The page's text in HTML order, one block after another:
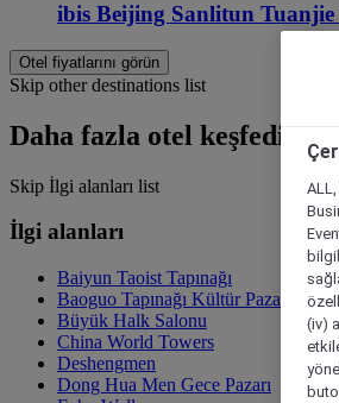
ibis Beijing Sanlitun
Otel fiyatlarını görün
Skip other destinations list
Daha fazla otel keşfedin
Skip İlgi alanları list
İlgi alanları
Baiyun Taoist Tapınağı
Baoguo Tapınağı Kültür Pazarı
Büyük Halk Salonu
China World Towers
Deshengmen
Dong Hua Men Gece Pazarı
(iv)